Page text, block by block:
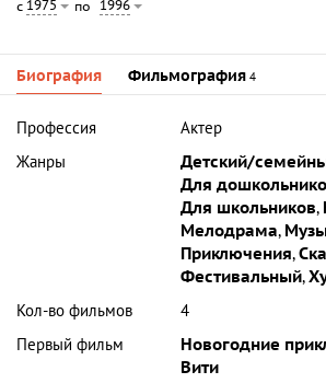
с 1975 по 1996
Биография Фильмография 4
Профессия
Актер
Жанры
Детский/
Для
Для школьников,
Мелодрама,
Приключения,
Фестивальный,
Кол-во фильмов
4
Первый фильм
Новогодние
Вити